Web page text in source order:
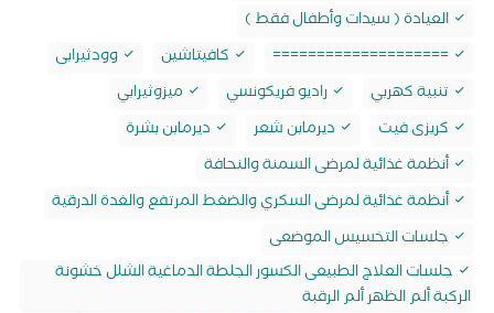
العيادة ( سيدات وأطفال فقط )
====================
كافيتاشين
وودثيرابى
تنبية كهربي
راديو فريكونسي
ميزوثيرابي
كريزى فيت
ديرمابن شعر
ديرمابن بشرة
أنظمة غذائية لمرضى السمنة والنحافة
أنظمة غذائية لمرضى السكري والضغط المرتفع والغدة الدرقية
جلسات التخسيس الموضعى
جلسات العلاج الطبيعى الكسور الجلطة الدماغية الشلل خشونة
الركبة ألم الظهر ألم الرقبة